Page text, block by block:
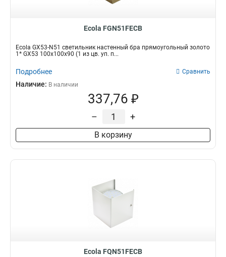
Ecola FGN51FECB
Ecola GX53-N51 светильник настенный бра прямоугольный золото
1* GX53 100х100х90 (1 из цв. уп. п...
Подробнее Сравнить
Наличие: В наличии
337,76 ₽
– +
В корзину
Ecola FQN51FECB